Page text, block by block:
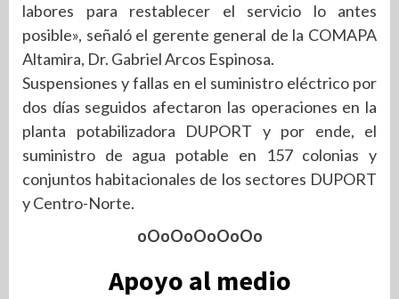
labores para restablecer el servicio lo antes
posible», señaló el gerente general de la COMAPA
Altamira, Dr. Gabriel Arcos Espinosa.
Suspensiones y fallas en el suministro eléctrico por
dos días seguidos afectaron las operaciones en la
planta potabilizadora DUPORT y por ende, el
suministro de agua potable en 157 colonias y
conjuntos habitacionales de los sectores DUPORT
y Centro-Norte.
oOoOoOoOoOo
Apoyo al medio